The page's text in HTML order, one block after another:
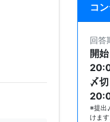
コ
回答
開
〆
※提出
けます